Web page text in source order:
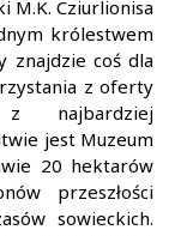
Cziurlionisa
królestwem
znajdzie coś dla
z oferty
najbardziej
jest Muzeum
20 hektarów
przeszłości
sowieckich.